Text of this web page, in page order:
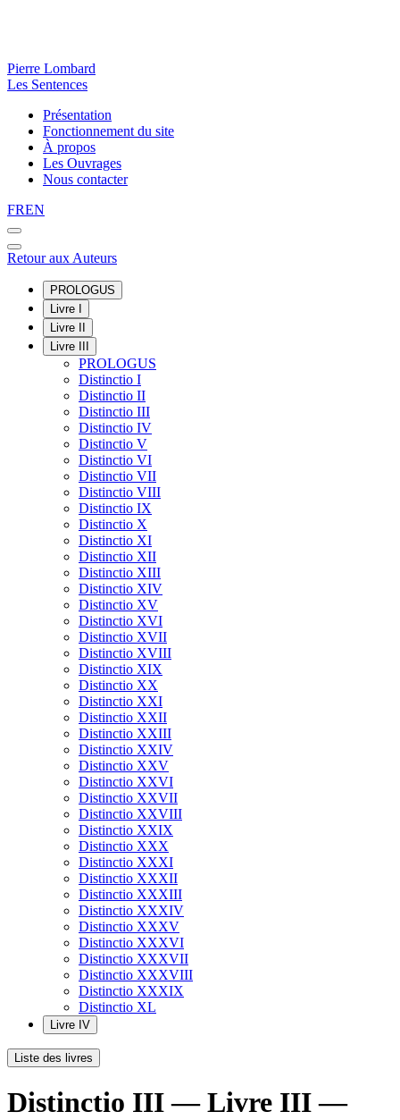
Pierre Lombard
Les Sentences
Présentation
Fonctionnement du site
À propos
Les Ouvrages
Nous contacter
FREN
Retour aux Auteurs
PROLOGUS
Livre I
Livre II
Livre III
PROLOGUS
Distinctio I
Distinctio II
Distinctio III
Distinctio IV
Distinctio V
Distinctio VI
Distinctio VII
Distinctio VIII
Distinctio IX
Distinctio X
Distinctio XI
Distinctio XII
Distinctio XIII
Distinctio XIV
Distinctio XV
Distinctio XVI
Distinctio XVII
Distinctio XVIII
Distinctio XIX
Distinctio XX
Distinctio XXI
Distinctio XXII
Distinctio XXIII
Distinctio XXIV
Distinctio XXV
Distinctio XXVI
Distinctio XXVII
Distinctio XXVIII
Distinctio XXIX
Distinctio XXX
Distinctio XXXI
Distinctio XXXII
Distinctio XXXIII
Distinctio XXXIV
Distinctio XXXV
Distinctio XXXVI
Distinctio XXXVII
Distinctio XXXVIII
Distinctio XXXIX
Distinctio XL
Livre IV
Liste des livres
Distinctio III — Livre III —